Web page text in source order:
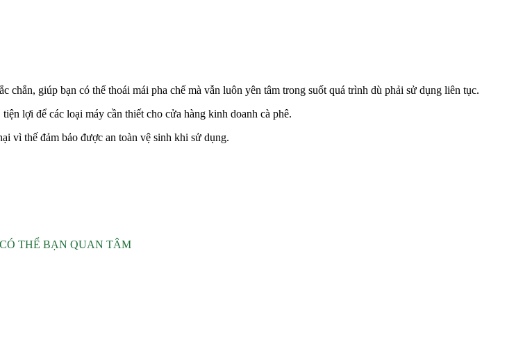
giúp bạn có thể thoái mái pha chế mà vẫn luôn yên tâm trong suốt quá trình dù phải sử dụng liên tục.
lợi để các loại máy cần thiết cho cửa hàng kinh doanh cà phê.
vì thế đảm bảo được an toàn vệ sinh khi sử dụng.
CÓ THỂ BẠN QUAN TÂM